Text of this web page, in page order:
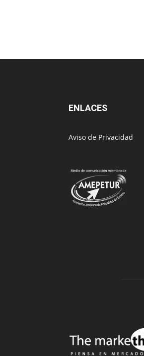
ENLACES
Aviso de Privacidad